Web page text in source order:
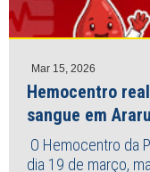
Mar 15, 2026
Hemocentro
sangue em
O Hemocentro da
dia 19 de março,